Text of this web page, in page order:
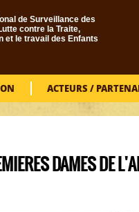
de Surveillance des
contre la Traite,
et le travail des Enfants
ACTEURS /
DAMES DE